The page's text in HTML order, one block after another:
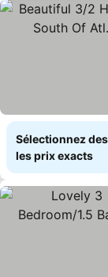
Sélectionnez
les prix exacts